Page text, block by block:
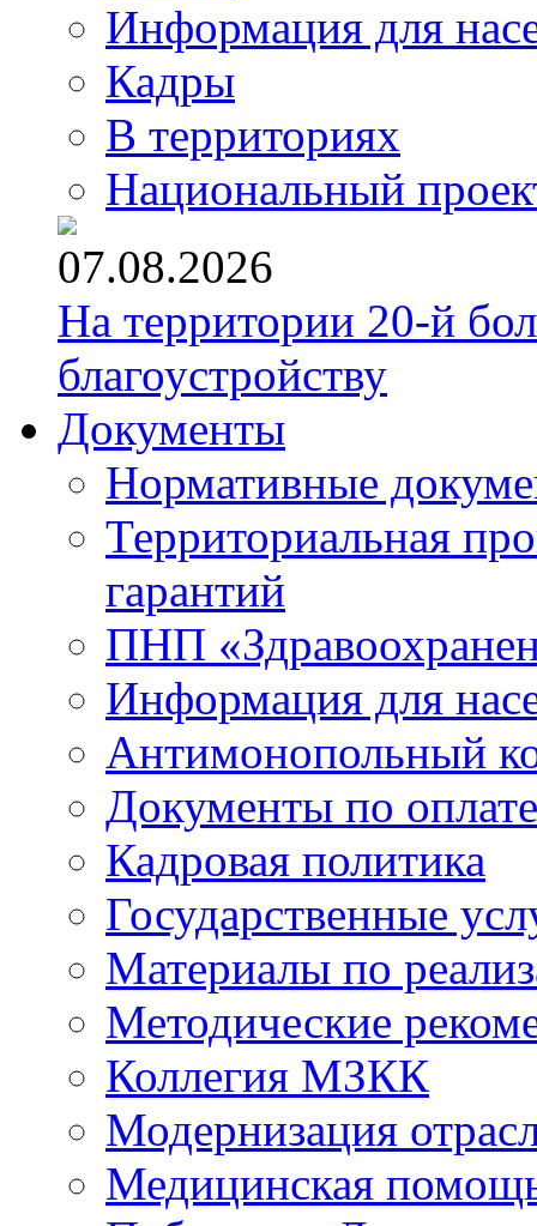
Информация для
Кадры
В территориях
Национальный
07.08.2026
На территории 20-й
благоустройству
Документы
Нормативные
Территориальная
гарантий
ПНП
Информация для
Антимонопольный
Документы по
Кадровая политика
Государственные
Материалы по
Методические
Коллегия МЗКК
Модернизация
Медицинская